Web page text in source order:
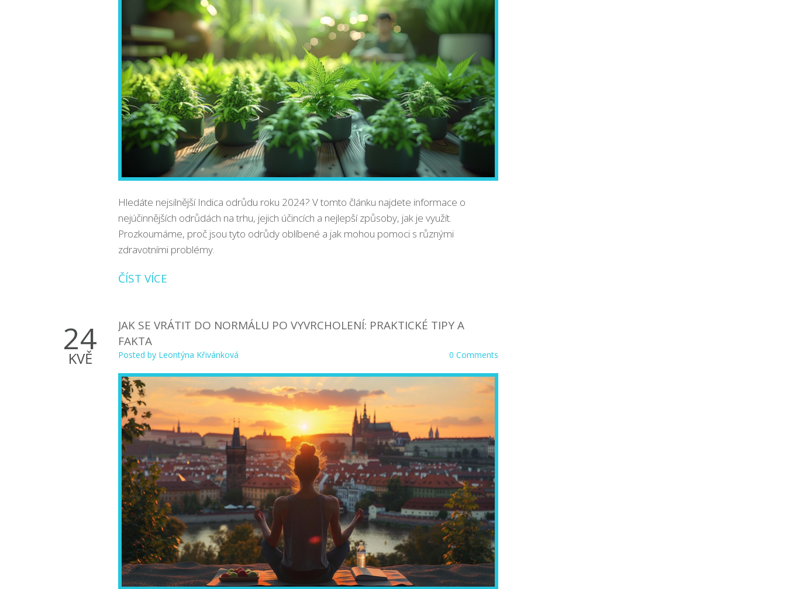
Hledáte nejsilnější Indica odrůdu roku 2024? V tomto článku najdete informace o
nejúčinnějších odrůdách na trhu, jejich účincích a nejlepší způsoby, jak je využít.
Prozkoumáme, proč jsou tyto odrůdy oblíbené a jak mohou pomoci s různými
zdravotními problémy.
ČÍST VÍCE
24
KVĚ
JAK SE VRÁTIT DO NORMÁLU PO VYVRCHOLENÍ: PRAKTICKÉ TIPY A
FAKTA
Posted by Leontýna Křivánková 0 Comments